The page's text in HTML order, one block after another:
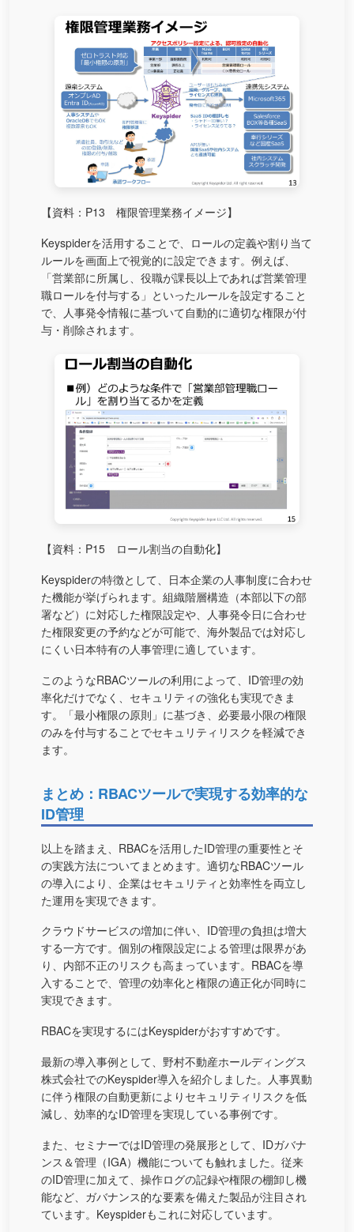
【資料：P13 権限管理業務イメージ】
Keyspiderを活用することで、ロールの定義や割り当て
ルールを画面上で視覚的に設定できます。例えば、
「営業部に所属し、役職が課長以上であれば営業管理
職ロールを付与する」といったルールを設定すること
で、人事発令情報に基づいて自動的に適切な権限が付
与・削除されます。
【資料：P15 ロール割当の自動化】
Keyspiderの特徴として、日本企業の人事制度に合わせ
た機能が挙げられます。組織階層構造（本部以下の部
署など）に対応した権限設定や、人事発令日に合わせ
た権限変更の予約などが可能で、海外製品では対応し
にくい日本特有の人事管理に適しています。
このようなRBACツールの利用によって、ID管理の効
率化だけでなく、セキュリティの強化も実現できま
す。「最小権限の原則」に基づき、必要最小限の権限
のみを付与することでセキュリティリスクを軽減でき
ます。
まとめ：RBACツールで実現する効率的な
ID管理
以上を踏まえ、RBACを活用したID管理の重要性とそ
の実践方法についてまとめます。適切なRBACツール
の導入により、企業はセキュリティと効率性を両立し
た運用を実現できます。
クラウドサービスの増加に伴い、ID管理の負担は増大
する一方です。個別の権限設定による管理は限界があ
り、内部不正のリスクも高まっています。RBACを導
入することで、管理の効率化と権限の適正化が同時に
実現できます。
RBACを実現するにはKeyspiderがおすすめです。
最新の導入事例として、野村不動産ホールディングス
株式会社でのKeyspider導入を紹介しました。人事異動
に伴う権限の自動更新によりセキュリティリスクを低
減し、効率的なID管理を実現している事例です。
また、セミナーではID管理の発展形として、IDガバナ
ンス＆管理（IGA）機能についても触れました。従来
のID管理に加えて、操作ログの記録や権限の棚卸し機
能など、ガバナンス的な要素を備えた製品が注目され
ています。Keyspiderもこれに対応しています。